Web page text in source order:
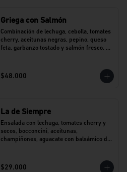
Griega con Salmón
Combinación de lechuga, cebolla, tomates
cherry, aceitunas negras, pepino, queso
feta, garbanzo tostado y salmón fresco.
$48.000
La de Siempre
Ensalada con lechuga, tomates cherry y
secos, bocconcini, aceitunas,
champiñones, aguacate con balsámico de
$29.000